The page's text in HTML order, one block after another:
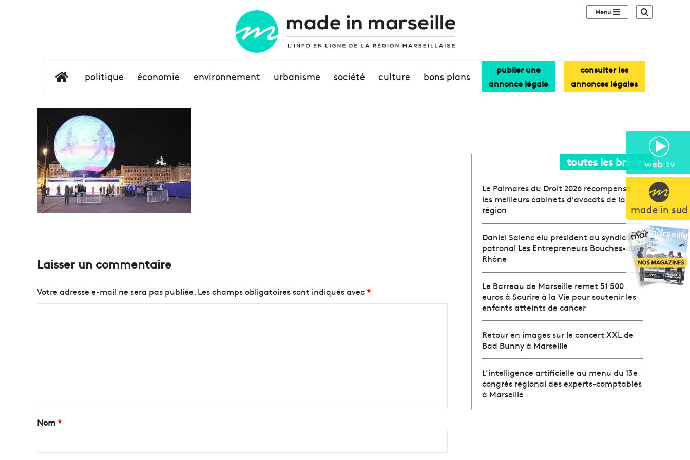
web tv
made in sud
Sidebar (barre
élément de menu
politique économie environnement urbanisme société culture bons plans
publier une
annonce légale
consulter les
annonces légales
Laisser un commentaire
Votre adresse e-mail ne sera pas publiée. Les champs obligatoires sont indiqués avec*
a
r
Nom*
toutes les brèves
Le Palmarès du Droit 2026 récompense
les meilleurs cabinets d’avocats de la
région
Daniel Salenc élu président du syndicat
patronal Les Entrepreneurs Bouches-du-
Rhône
Le Barreau de Marseille remet 51 500
euros à Sourire à la Vie pour soutenir les
enfants atteints de cancer
Retour en images sur le concert XXL de
Bad Bunny à Marseille
L’intelligence artificielle au menu du 13e
congrès régional des experts-comptables
à Marseille